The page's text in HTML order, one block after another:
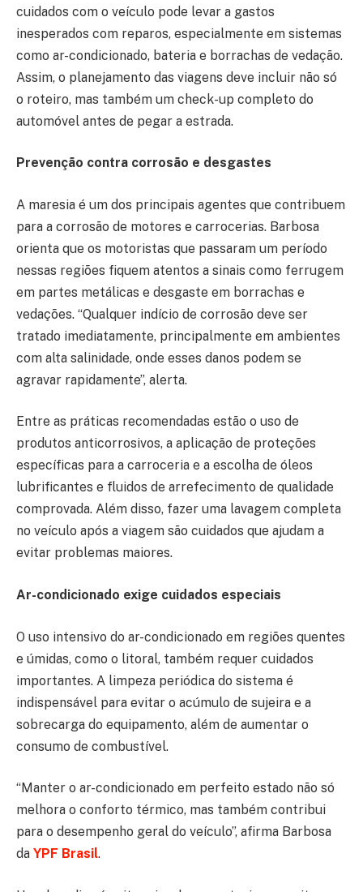
cuidados com o veículo pode levar a gastos
inesperados com reparos, especialmente em sistemas
como ar-condicionado, bateria e borrachas de vedação.
Assim, o planejamento das viagens deve incluir não só
o roteiro, mas também um check-up completo do
automóvel antes de pegar a estrada.
Prevenção contra corrosão e desgastes
A maresia é um dos principais agentes que contribuem
para a corrosão de motores e carrocerias. Barbosa
orienta que os motoristas que passaram um período
nessas regiões fiquem atentos a sinais como ferrugem
em partes metálicas e desgaste em borrachas e
vedações. “Qualquer indício de corrosão deve ser
tratado imediatamente, principalmente em ambientes
com alta salinidade, onde esses danos podem se
agravar rapidamente”, alerta.
Entre as práticas recomendadas estão o uso de
produtos anticorrosivos, a aplicação de proteções
específicas para a carroceria e a escolha de óleos
lubrificantes e fluidos de arrefecimento de qualidade
comprovada. Além disso, fazer uma lavagem completa
no veículo após a viagem são cuidados que ajudam a
evitar problemas maiores.
Ar-condicionado exige cuidados especiais
O uso intensivo do ar-condicionado em regiões quentes
e úmidas, como o litoral, também requer cuidados
importantes. A limpeza periódica do sistema é
indispensável para evitar o acúmulo de sujeira e a
sobrecarga do equipamento, além de aumentar o
consumo de combustível.
“Manter o ar-condicionado em perfeito estado não só
melhora o conforto térmico, mas também contribui
para o desempenho geral do veículo”, afirma Barbosa
da YPF Brasil.